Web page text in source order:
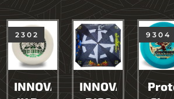
INNOVA
2 3 0 2
INNOVA
9 3 0 4